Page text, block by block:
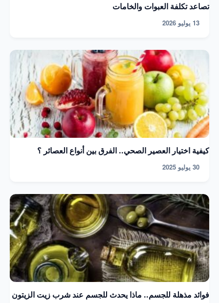
تصاعد تكلفة العبوات والخامات
13 يوليو 2026
كيفية اختيار العصير الصحي.. الفرق بين أنواع العصائر ؟
30 يوليو 2025
فوائد مذهلة للجسم.. ماذا يحدث للجسم عند شرب زيت الزيتون